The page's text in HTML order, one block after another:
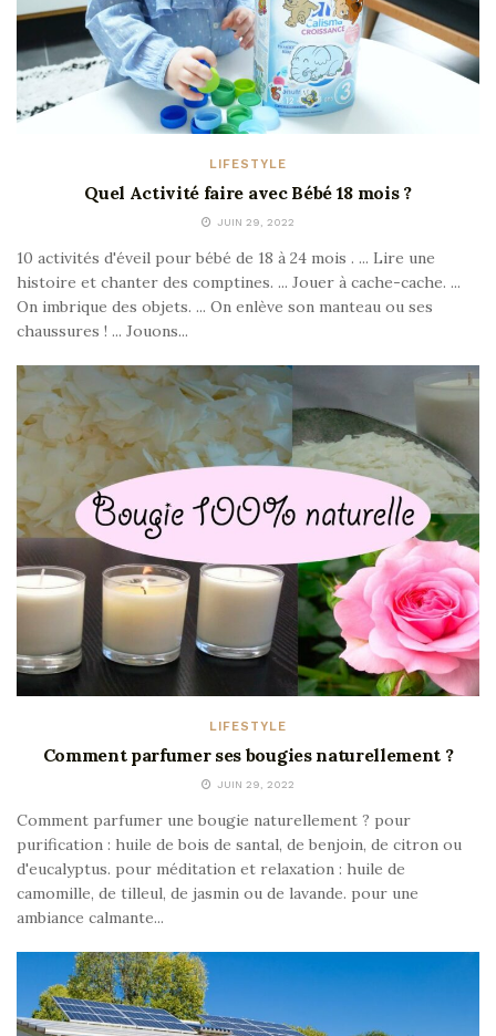
LIFESTYLE
Quel Activité faire avec Bébé 18 mois ?
JUIN 29, 2022
10 activités d'éveil pour bébé de 18 à 24 mois . ... Lire une
histoire et chanter des comptines. ... Jouer à cache-cache. ...
On imbrique des objets. ... On enlève son manteau ou ses
chaussures ! ... Jouons...
LIFESTYLE
Comment parfumer ses bougies naturellement ?
JUIN 29, 2022
Comment parfumer une bougie naturellement ? pour
purification : huile de bois de santal, de benjoin, de citron ou
d'eucalyptus. pour méditation et relaxation : huile de
camomille, de tilleul, de jasmin ou de lavande. pour une
ambiance calmante...